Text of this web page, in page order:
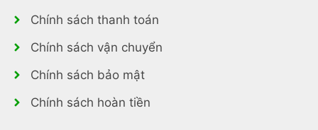
Chính sách thanh toán
Chính sách vận chuyển
Chính sách bảo mật
Chính sách hoàn tiền